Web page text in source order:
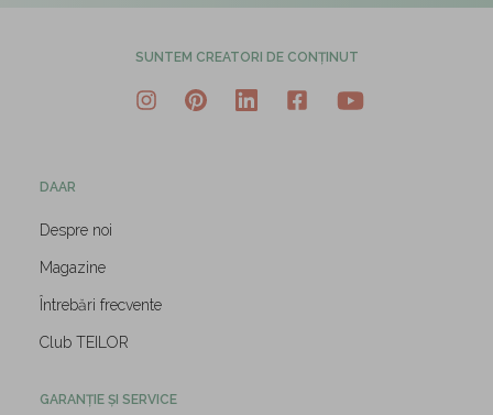
SUNTEM CREATORI DE CONȚINUT
DAAR
Despre noi
Magazine
Întrebări frecvente
Club TEILOR
GARANȚIE ȘI SERVICE